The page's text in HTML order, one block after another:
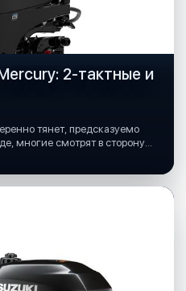
2-тактные и
тянет, предсказуемо
многие смотрят в сторону